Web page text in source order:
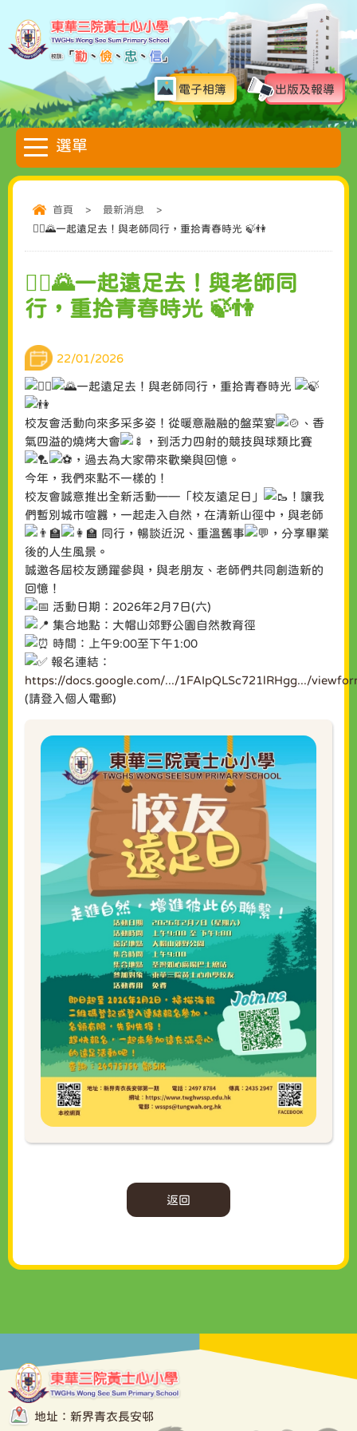
電子相簿 出版及報導
首頁 > 最新消息
>
🚶‍♀️🌄一起遠足去！與老師同行，重拾青春時光 🍃👫
🚶‍♀️🌄一起遠足去！與老師同
行，重拾青春時光 🍃👫
22/01/2026
一起遠足去！與老師同行，重拾青春時光
校友會活動向來多采多姿！從暖意融融的盤菜宴
、香
氣四溢的燒烤大會
，到活力四射的競技與球類比賽
，過去為大家帶來歡樂與回憶。
今年，我們來點不一樣的！
校友會誠意推出全新活動——「校友遠足日」
！讓我
們暫別城市喧囂，一起走入自然，在清新山徑中，與老師
同行，暢談近況、重溫舊事
，分享畢業
後的人生風景。
誠邀各屆校友踴躍參與，與老朋友、老師們共同創造新的
回憶！
活動日期：2026年2月7日(六)
集合地點：大帽山郊野公園自然教育徑
時間：上午9:00至下午1:00
報名連結：
https://docs.google.com/.../1FAIpQLSc721lRHgg.../
(請登入個人電郵)
返回
地址：新界青衣長安邨